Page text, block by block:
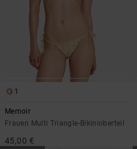
1
Memoir
Frauen Multi Triangle-Bikinioberteil
45,00 €